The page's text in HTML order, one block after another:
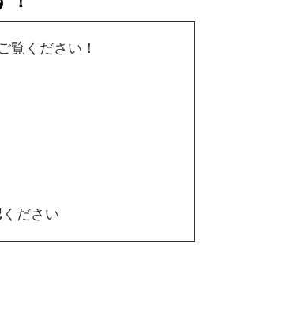
覧ください！
ださい